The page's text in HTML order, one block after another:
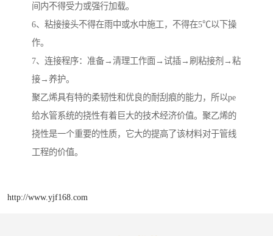
间内不得受力或强行加载。
6、粘接接头不得在雨中或水中施工，不得在5℃以下操
作。
7、连接程序：准备→清理工作面→试插→刷粘接剂→粘
接→养护。
聚乙烯具有特的柔韧性和优良的耐刮痕的能力，所以pe
给水管系统的挠性有着巨大的技术经济价值。聚乙烯的
挠性是一个重要的性质，它大的提高了该材料对于管线
工程的价值。
http://www.yjf168.com